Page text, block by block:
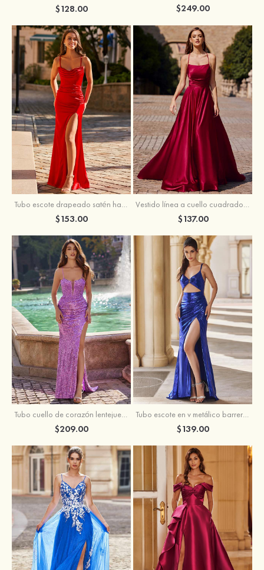
$128.00 $249.00
Tubo escote drapeado satén hasta el suelo vestido de graduación
$153.00
Vestido línea a cuello cuadrado tela charmeuse barrer tren vestido de graduación
$137.00
Tubo cuello de corazón lentejuelas barrer tren vestido de graduación
$209.00
Tubo escote en v metálico barrer tren vestido de graduación
$139.00